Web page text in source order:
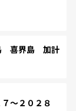
喜界島 加計
～２０２８